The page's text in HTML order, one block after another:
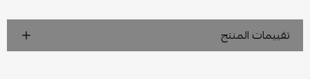
تقييمات المنتج